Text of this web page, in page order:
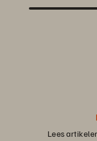
Lees